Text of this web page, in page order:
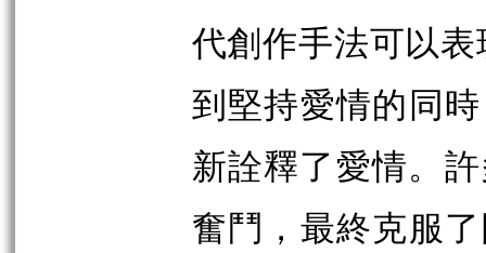
代創作手法可以表
到堅持愛情的同
新詮釋了愛情。
奮鬥，最終克服